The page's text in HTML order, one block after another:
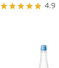
4.9